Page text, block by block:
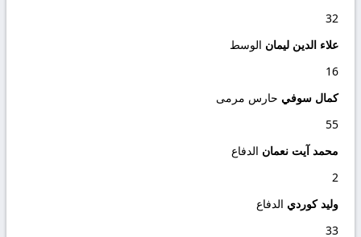
32
علاء الدين ليمان الوسط
16
كمال سوفي حارس مرمى
55
محمد آيت نعمان الدفاع
2
وليد كوردي الدفاع
33